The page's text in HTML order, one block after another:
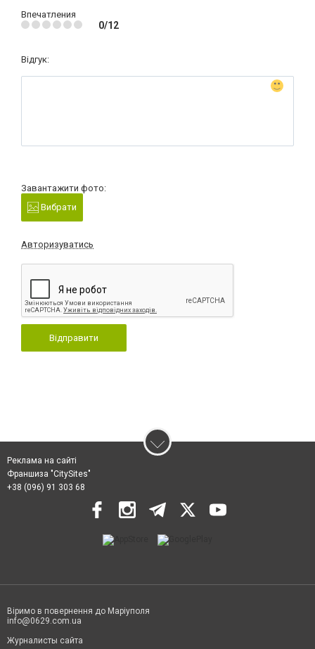
Впечатления
0/12
Відгук:
Завантажити фото:
Вибрати
Авторизуватись
Відправити
Реклама на сайті
Франшиза "CitySites"
+38 (096) 91 303 68
Віримо в повернення до Маріуполя
info@0629.com.ua
Журналисты сайта